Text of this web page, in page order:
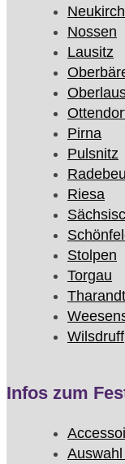
Nossen
Lausitz
Pirna
Pulsnitz
Riesa
Stolpen
Torgau
Tharandt
Wilsdruff
Infos zum